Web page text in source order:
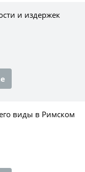
и издержек
виды в Римском